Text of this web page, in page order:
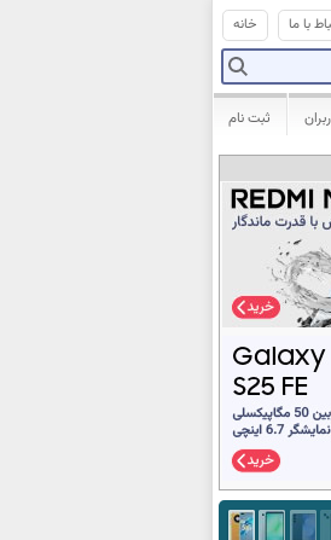
خانه با ما
ثبت نام